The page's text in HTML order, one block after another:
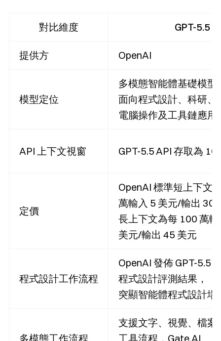
對比維度 GPT-5.5
提供方 OpenAI
模型定位
多模態智能體基礎模型
面向程式設計、科研、
電腦操作及工具鏈應用
API 上下文視窗 GPT-5.5 API 存取為
定價
OpenAI 標準短上下文
萬輸入 5 美元/輸出 30
長上下文為每 100 萬
美元/輸出 45 美元
程式設計工作流程
OpenAI 發佈 GPT-5.5
程式設計評測結果，
突顯智能體程式設計場
多模態工作流程
支援文字、視覺、檔案/
工具流程，Gate.AI